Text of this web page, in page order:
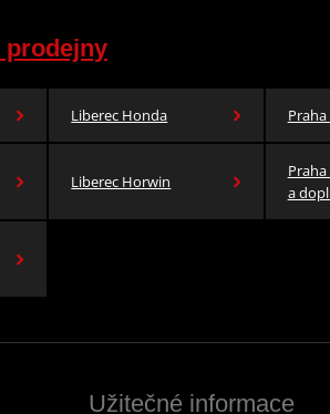
prodejny
Liberec Honda
Liberec Horwin
a
Užitečné informace